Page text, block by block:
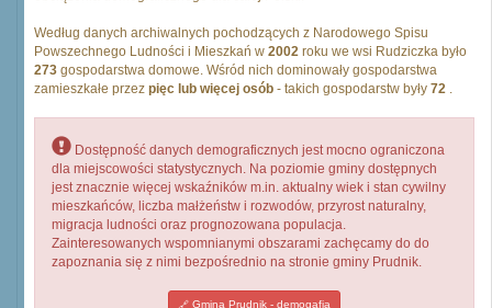
Według danych archiwalnych pochodzących z Narodowego Spisu
Powszechnego Ludności i Mieszkań w 2002 roku we wsi Rudziczka było
273 gospodarstwa domowe. Wśród nich dominowały gospodarstwa
zamieszkałe przez pięc lub więcej osób - takich gospodarstw były 72 .
Dostępność danych demograficznych jest mocno ograniczona
dla miejscowości statystycznych. Na poziomie gminy dostępnych
jest znacznie więcej wskaźników m.in. aktualny wiek i stan cywilny
mieszkańców, liczba małżeństw i rozwodów, przyrost naturalny,
migracja ludności oraz prognozowana populacja.
Zainteresowanych wspomnianymi obszarami zachęcamy do do
zapoznania się z nimi bezpośrednio na stronie gminy Prudnik.
Gmina Prudnik - demogafia